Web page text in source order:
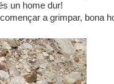
un home dur!
a grimpar, bona